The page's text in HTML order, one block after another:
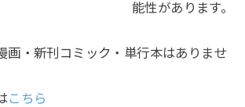
能性があります。
画・新刊コミック・単行本はありませ
こちら